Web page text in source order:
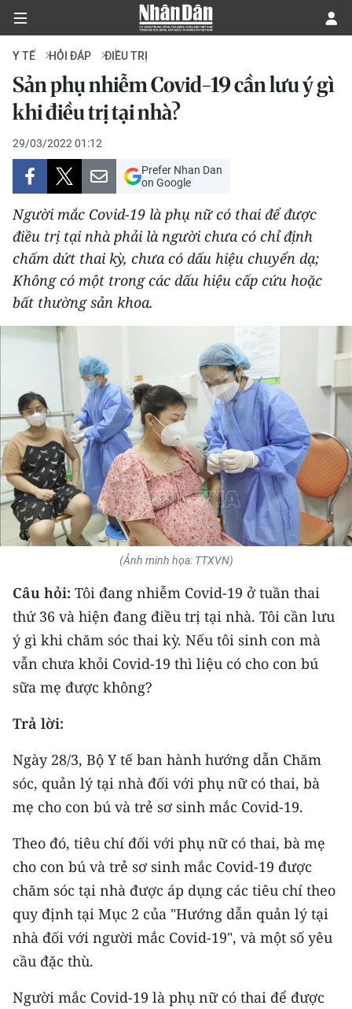
CHÍNH TRỊ
KINH TẾ
VĂN HÓA
XÃ HỘI
PHÁP LUẬT
DU LỊCH
THẾ GIỚI
THỂ THAO
GIÁO DỤC
Y TẾ
KHOA HỌC - CÔNG NGHỆ
MÔI TRƯỜNG
KIỂM CHỨNG THÔNG TIN
TRI THỨC CHUYÊN SÂU
54 DÂN TỘC VIỆT NAM
MỘT SẢN PHẨM
RADIO
MEDIA CENTER
E-Magazine
Video
Media Chính trị
Media Kinh tế
Media Văn hóa
Y TẾ HỎI ĐÁP ĐIỀU TRỊ
Sản phụ nhiễm Covid-19 cần lưu ý gì
khi điều trị tại nhà?
29/03/2022 01:12
Prefer Nhan Dan
on Google
Người mắc Covid-19 là phụ nữ có thai để được
điều trị tại nhà phải là người chưa có chỉ định
chấm dứt thai kỳ, chưa có dấu hiệu chuyển dạ;
Không có một trong các dấu hiệu cấp cứu hoặc
bất thường sản khoa.
(Ảnh minh họa: TTXVN)
Câu hỏi: Tôi đang nhiễm Covid-19 ở tuần thai
thứ 36 và hiện đang điều trị tại nhà. Tôi cần lưu
ý gì khi chăm sóc thai kỳ. Nếu tôi sinh con mà
vẫn chưa khỏi Covid-19 thì liệu có cho con bú
sữa mẹ được không?
Trả lời:
Ngày 28/3, Bộ Y tế ban hành hướng dẫn Chăm
sóc, quản lý tại nhà đối với phụ nữ có thai, bà
mẹ cho con bú và trẻ sơ sinh mắc Covid-19.
Theo đó, tiêu chí đối với phụ nữ có thai, bà mẹ
cho con bú và trẻ sơ sinh mắc Covid-19 được
chăm sóc tại nhà được áp dụng các tiêu chí theo
quy định tại Mục 2 của "Hướng dẫn quản lý tại
nhà đối với người mắc Covid-19", và một số yêu
cầu đặc thù.
Người mắc Covid-19 là phụ nữ có thai để được